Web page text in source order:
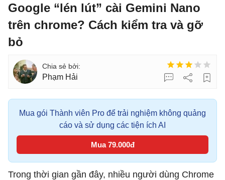
Google “lén lút” cài Gemini Nano
trên chrome? Cách kiểm tra và gỡ
bỏ
Phạm Hải
Mua gói Thành viên Pro để trải nghiệm không quảng
cáo và sử dụng các tiện ích AI
Mua 79.000đ
Trong thời gian gần đây, nhiều người dùng Chrome